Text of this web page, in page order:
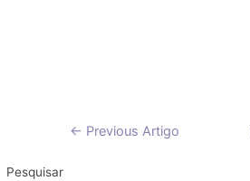
Navegação
artigos
← Previous Artigo
Pesquisar